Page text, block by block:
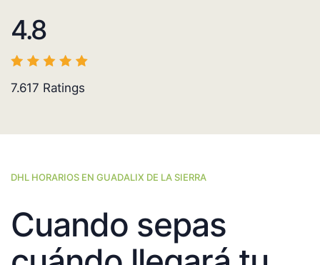
4.8
7.617 Ratings
DHL HORARIOS EN GUADALIX DE LA SIERRA
Cuando sepas